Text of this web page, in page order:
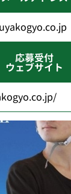
応募受付
ウェブサイト